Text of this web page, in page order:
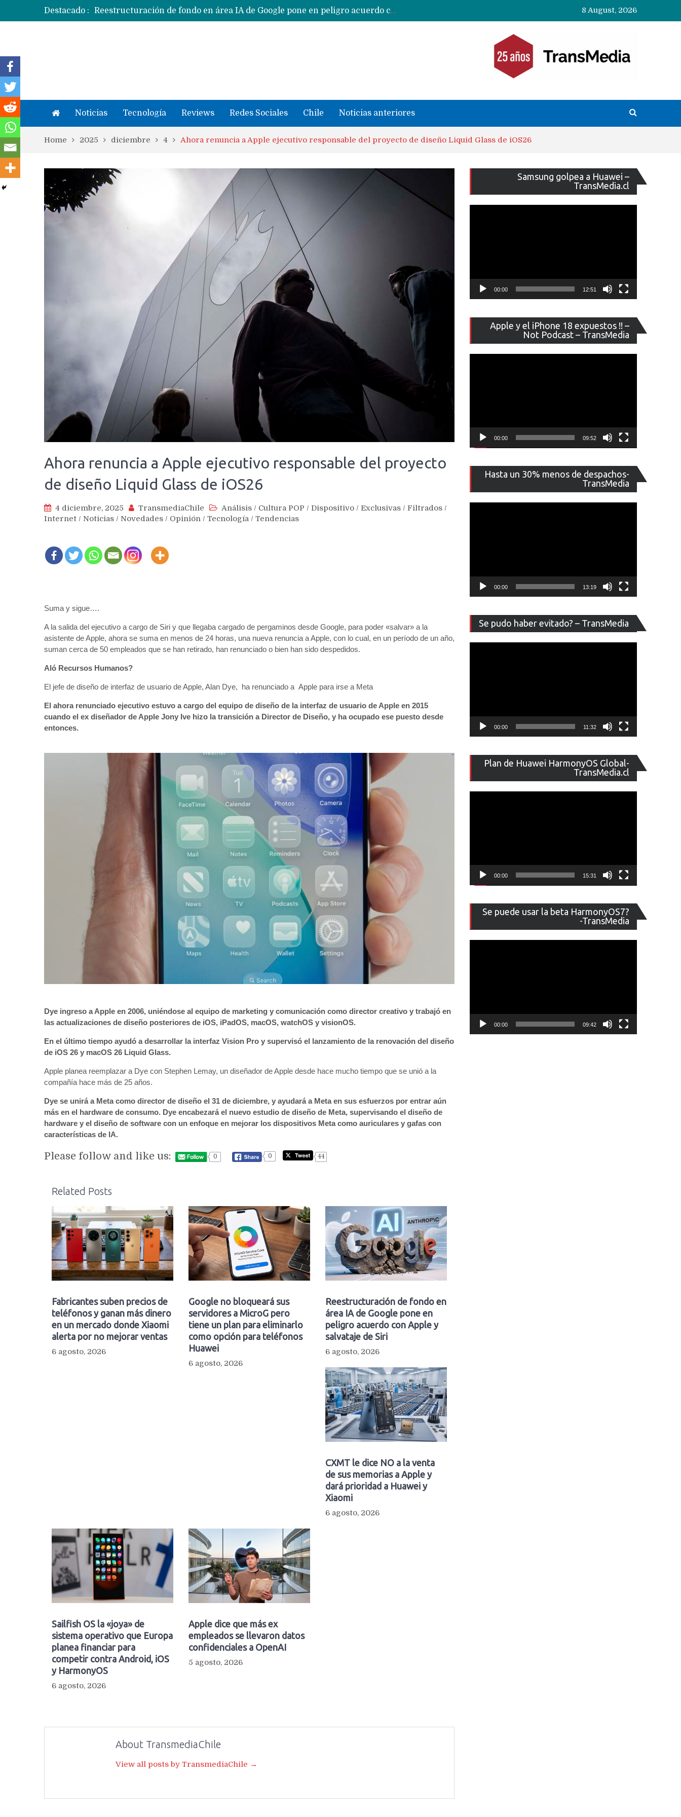
Destacado :
Reestructuración de fondo en área IA de Google pone en peligro acuerdo con Apple y salvataje de Siri
CXMT le dice NO a la venta de sus memorias a Apple y dará prioridad a Huawei y Xiaomi
8 August, 2026
Noticias Tecnología Reviews Redes Sociales Chile Noticias anteriores
Home 2025 diciembre 4 Ahora renuncia a Apple ejecutivo responsable del proyecto de diseño Liquid Glass de iOS26
Ahora renuncia a Apple ejecutivo responsable del proyecto
de diseño Liquid Glass de iOS26
4 diciembre, 2025 TransmediaChile Análisis / Cultura POP / Dispositivo / Exclusivas / Filtrados /
Internet / Noticias / Novedades / Opinión / Tecnología / Tendencias
Suma y sigue….
A la salida del ejecutivo a cargo de Siri y que llegaba cargado de pergaminos desde Google, para poder «salvar» a la
asistente de Apple, ahora se suma en menos de 24 horas, una nueva renuncia a Apple, con lo cual, en un período de un año,
suman cerca de 50 empleados que se han retirado, han renunciado o bien han sido despedidos.
Aló Recursos Humanos?
El jefe de diseño de interfaz de usuario de Apple, Alan Dye, ha renunciado a Apple para irse a Meta
El ahora renunciado ejecutivo estuvo a cargo del equipo de diseño de la interfaz de usuario de Apple en 2015
cuando el ex diseñador de Apple Jony Ive hizo la transición a Director de Diseño, y ha ocupado ese puesto desde
entonces.
Dye ingreso a Apple en 2006, uniéndose al equipo de marketing y comunicación como director creativo y trabajó en
las actualizaciones de diseño posteriores de iOS, iPadOS, macOS, watchOS y visionOS.
En el último tiempo ayudó a desarrollar la interfaz Vision Pro y supervisó el lanzamiento de la renovación del diseño
de iOS 26 y macOS 26 Liquid Glass.
Apple planea reemplazar a Dye con Stephen Lemay, un diseñador de Apple desde hace mucho tiempo que se unió a la
compañía hace más de 25 años.
Dye se unirá a Meta como director de diseño el 31 de diciembre, y ayudará a Meta en sus esfuerzos por entrar aún
más en el hardware de consumo. Dye encabezará el nuevo estudio de diseño de Meta, supervisando el diseño de
hardware y el diseño de software con un enfoque en mejorar los dispositivos Meta como auriculares y gafas con
características de IA.
Please follow and like us: 0 0 44
Related Posts
Fabricantes suben precios de
teléfonos y ganan más dinero
en un mercado donde Xiaomi
alerta por no mejorar ventas
6 agosto, 2026
Google no bloqueará sus
servidores a MicroG pero
tiene un plan para eliminarlo
como opción para teléfonos
Huawei
6 agosto, 2026
Reestructuración de fondo en
área IA de Google pone en
peligro acuerdo con Apple y
salvataje de Siri
6 agosto, 2026
CXMT le dice NO a la venta
de sus memorias a Apple y
dará prioridad a Huawei y
Xiaomi
6 agosto, 2026
Sailfish OS la «joya» de
sistema operativo que Europa
planea financiar para
competir contra Android, iOS
y HarmonyOS
6 agosto, 2026
Apple dice que más ex
empleados se llevaron datos
confidenciales a OpenAI
5 agosto, 2026
About TransmediaChile
View all posts by TransmediaChile →
Samsung golpea a Huawei –
TransMedia.cl
de
vídeo
00:00 12:51
Apple y el iPhone 18 expuestos !! –
Not Podcast – TransMedia
de
vídeo
00:00 09:52
Hasta un 30% menos de despachos-
TransMedia
de
vídeo
00:00 13:19
Se pudo haber evitado? – TransMedia
de
vídeo
00:00 11:32
Plan de Huawei HarmonyOS Global-
TransMedia.cl
de
vídeo
00:00 15:31
Se puede usar la beta HarmonyOS7?
-TransMedia
de
vídeo
00:00 09:42